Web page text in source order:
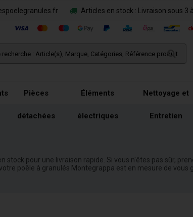
Articles en stock : Livraison sous 3
Pièces
détachées
Éléments
électriques
Nettoyage et
Entretien
pour une livraison rapide. Si vous n'êtes pas sûr,
poêle à granulés Montegrappa est en mesure de vous